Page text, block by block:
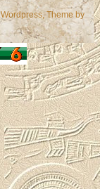
Wordpress, Theme by